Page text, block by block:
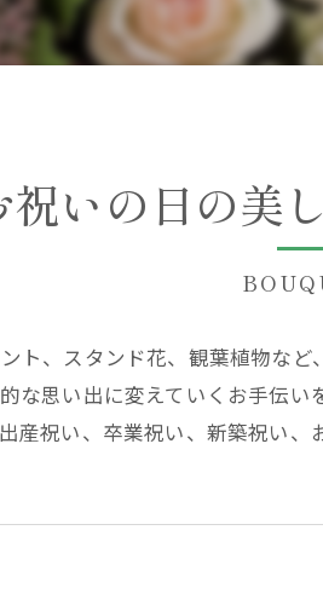
祝いの日の美
ト、スタンド花、観葉植物な
な思い出に変えていくお手伝
産祝い、卒業祝い、新築祝い